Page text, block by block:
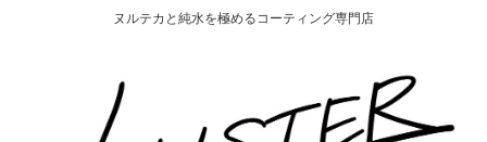
ヌルテカと純水を極めるコーティング専門店